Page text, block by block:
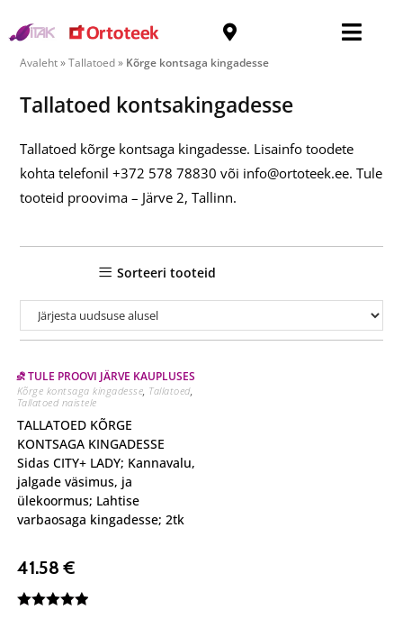
Avaleht»Tallatoed» Kõrge kontsaga kingadesse
Tallatoed kontsakingadesse
Tallatoed kõrge kontsaga kingadesse. Lisainfo toodete
kohta telefonil +372 578 78830 või info@ortoteek.ee. Tule
tooteid proovima – Järve 2, Tallinn.
Sorteeri tooteid
⛐ TULE PROOVI JÄRVE KAUPLUSES
Kõrge kontsaga kingadesse Tallatoed,
Tallatoed naistele
TALLATOED KÕRGE
KONTSAGA KINGADESSE
Sidas CITY+ LADY; Kannavalu,
jalgade väsimus, ja
ülekoormus; Lahtise
varbaosaga kingadesse; 2tk
41.58€